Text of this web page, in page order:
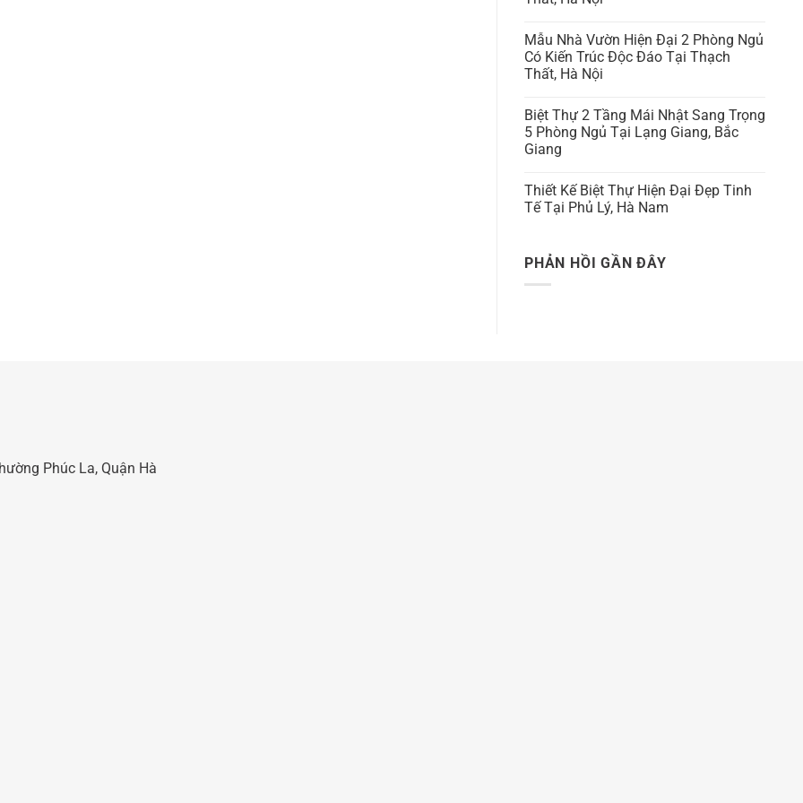
Mẫu Nhà Vườn Hiện Đại 2 Phòng Ngủ
Có Kiến Trúc Độc Đáo Tại Thạch
Thất, Hà Nội
Biệt Thự 2 Tầng Mái Nhật Sang Trọng
5 Phòng Ngủ Tại Lạng Giang, Bắc
Giang
Thiết Kế Biệt Thự Hiện Đại Đẹp Tinh
Tế Tại Phủ Lý, Hà Nam
PHẢN HỒI GẦN ĐÂY
Phúc La, Quận Hà